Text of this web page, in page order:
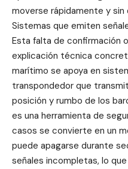
moverse rápidamente y sin
Sistemas que emiten
Esta falta de confirmación
explicación técnica
marítimo se apoya en
transpondedor que
posición y rumbo de los
es una herramienta de
casos se convierte en un
puede apagarse durante
señales incompletas, lo